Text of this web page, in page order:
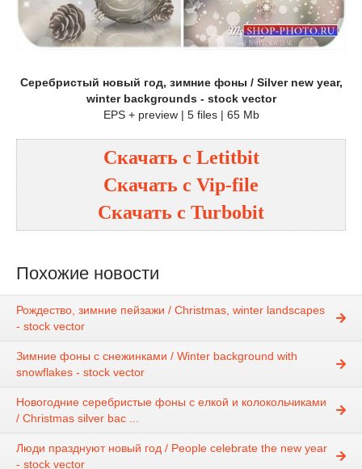
Серебристый новый год, зимние фоны / Silver new year,
winter backgrounds - stock vector
EPS + preview | 5 files | 65 Mb
Скачать с Letitbit
Скачать с Vip-file
Скачать с Turbobit
Похожие новости
Рождество, зимние пейзажи / Christmas, winter landscapes
- stock vector
Зимние фоны с снежинками / Winter background with
snowflakes - stock vector
Новогодние серебристые фоны с елкой и колокольчиками
/ Christmas silver bac ...
Люди празднуют новый год / People celebrate the new year
- stock vector